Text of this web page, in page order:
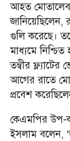
আহত
জানিয়েছিলেন,
গুলি করেছে।
মাধ্যমে নিশ্চিত
তন্বীর
আগের রাতে
প্রবেশ
কেএমপির উপ-
ইসলাম বলেন,